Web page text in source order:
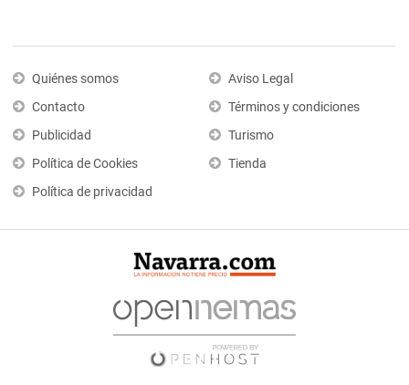
Quiénes somos
Contacto
Publicidad
Política de Cookies
Política de privacidad
Aviso Legal
Términos y condiciones
Turismo
Tienda